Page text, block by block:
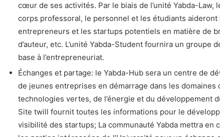
cœur de ses activités. Par le biais de l’unité Yabda-Law,
corps professoral, le personnel et les étudiants aideront
entrepreneurs et les startups potentiels en matière de
d’auteur, etc. L’unité Yabda-Student fournira un groupe
base à l’entrepreneuriat.
Échanges et partage: le Yabda-Hub sera un centre de
de jeunes entreprises en démarrage dans les domaines
technologies vertes, de l’énergie et du développement
Site twill fournit toutes les informations pour le
visibilité des startups; La communauté Yabda mettra en